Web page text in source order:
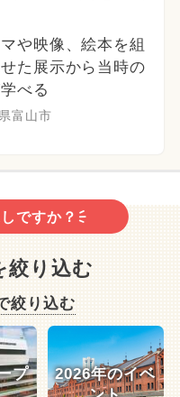
や映像、絵本を組
た展示から当時の
べる
富山市
ですか？
絞り込む
絞り込む
プ
2026年のイベ